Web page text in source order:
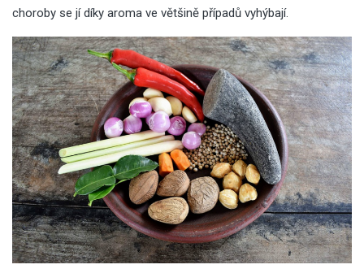
choroby se jí díky aroma ve většině případů vyhýbají.